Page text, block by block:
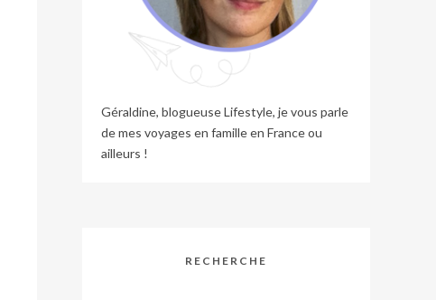
Géraldine, blogueuse Lifestyle, je vous parle
de mes voyages en famille en France ou
ailleurs !
RECHERCHE